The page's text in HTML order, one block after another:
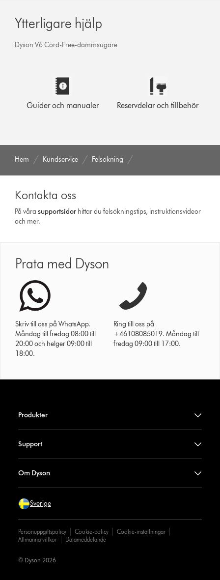
Ytterligare hjälp
Dyson V6 Cord-Free-dammsugare
Guider och manualer Reservdelar och tillbehör
Hem Kundservice Felsökning
Kontakta oss
På vårasupport­sidor hittar du felsökningstips, instruktionsvideor
och mer.
Prata med Dyson
Skriv till oss på WhatsApp.
Måndag till fredag 08:00 till
20:00 och helger 09:00 till
18:00.
Ring till oss på
+46108085019. Måndag till
fredag 09:00 till 17:00.
Produkter
Support
Om Dyson
Sverige
Personuppgiftspolicy Cookie-policy
Cookie-inställningar
Allmänna villkor
Datameddelande
© Dyson 2026